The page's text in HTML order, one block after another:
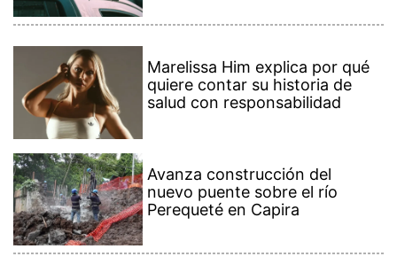
Marelissa Him explica por qué
quiere contar su historia de
salud con responsabilidad
Avanza construcción del
nuevo puente sobre el río
Perequeté en Capira